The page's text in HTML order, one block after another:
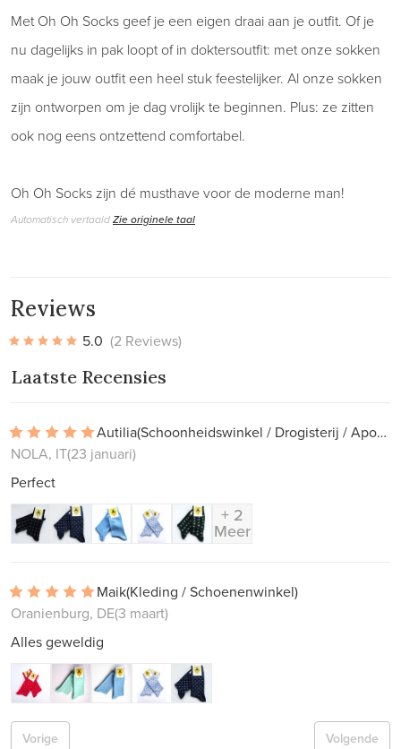
Met Oh Oh Socks geef je een eigen draai aan je outfit. Of je
nu dagelijks in pak loopt of in doktersoutfit: met onze sokken
maak je jouw outfit een heel stuk feestelijker. Al onze sokken
zijn ontworpen om je dag vrolijk te beginnen. Plus: ze zitten
ook nog eens ontzettend comfortabel.
Oh Oh Socks zijn dé musthave voor de moderne man!
Automatisch vertaaldZie originele taal
Reviews
5.0 (2 Reviews)
Laatste Recensies
Autilia
(Schoonheidswinkel / Drogisterij / Apotheek)
NOLA, IT(23 januari)
Perfect
+ 2
Meer
Maik(Kleding / Schoenenwinkel)
Oranienburg, DE(3 maart)
Alles geweldig
Volgende
Vorige